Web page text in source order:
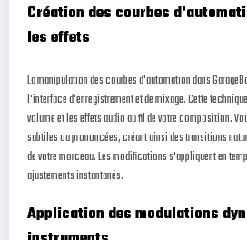
Création des courbes
les effets
La manipulation des courbes d'automation dans
l'interface d'enregistrement et de mixage. Cette
volume et les effets audio au fil de votre composition.
subtiles ou prononcées, créant ainsi des transitions
de votre morceau. Les modifications s'appliquent en
ajustements instantanés.
Application des modulations